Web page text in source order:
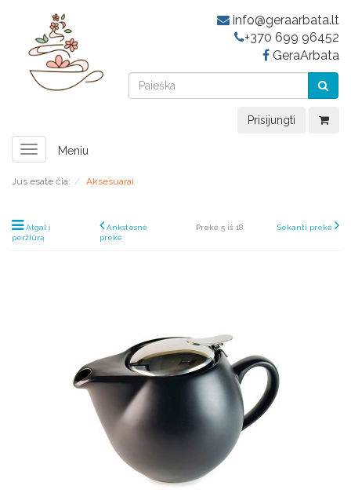
info@geraarbata.lt
+370 699 96452
GeraArbata
Prisijungti
Toggle
navigation
Meniu
Jus esate čia: Aksesuarai
Atgal į
peržiūrą
Ankstesnė
prekė
Prekė 5 iš 18 Sekanti prekė